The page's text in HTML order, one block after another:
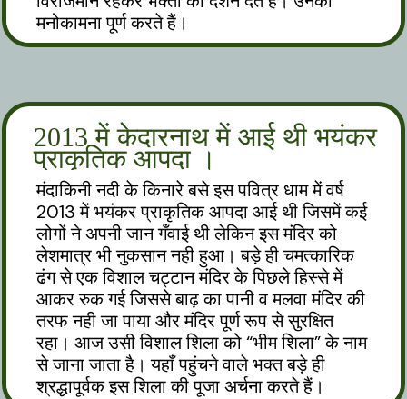
मनोकामना पूर्ण करते हैं।
2013 में केदारनाथ में आई थी भयंकर
प्राकृतिक आपदा ।
मंदाकिनी नदी के किनारे बसे इस पवित्र धाम में वर्ष
2013 में भयंकर प्राकृतिक आपदा आई थी जिसमें कई
लोगों ने अपनी जान गँवाई थी लेकिन इस मंदिर को
लेशमात्र भी नुकसान नही हुआ। बड़े ही चमत्कारिक
ढंग से एक विशाल चट्टान मंदिर के पिछले हिस्से में
आकर रुक गई जिससे बाढ़ का पानी व मलवा मंदिर की
तरफ नही जा पाया और मंदिर पूर्ण रूप से सुरक्षित
रहा। आज उसी विशाल शिला को “भीम शिला” के नाम
से जाना जाता है। यहाँ पहुंचने वाले भक्त बड़े ही
श्रद्धापूर्वक इस शिला की पूजा अर्चना करते हैं।